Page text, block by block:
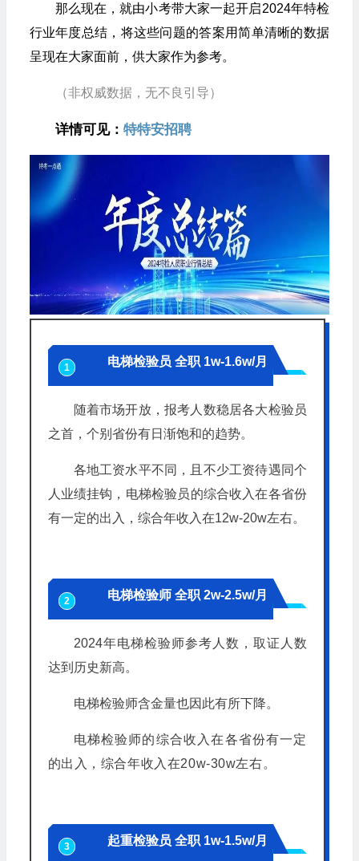
那么现在，就由小考带大家一起开启2024年特检
行业年度总结，将这些问题的答案用简单清晰的数据
呈现在大家面前，供大家作为参考。
（非权威数据，无不良引导）
详情可见： 特特安招聘
1 电梯检验员 全职 1w-1.6w/月
随着市场开放，报考人数稳居各大检验员
之首，个别省份有日渐饱和的趋势。
各地工资水平不同，且不少工资待遇同个
人业绩挂钩，电梯检验员的综合收入在各省份
有一定的出入，综合年收入在12w-20w左右。
2 电梯检验师 全职 2w-2.5w/月
2024年电梯检验师参考人数，取证人数
达到历史新高。
电梯检验师含金量也因此有所下降。
电梯检验师的综合收入在各省份有一定
的出入，综合年收入在20w-30w左右。
3 起重检验员 全职 1w-1.5w/月